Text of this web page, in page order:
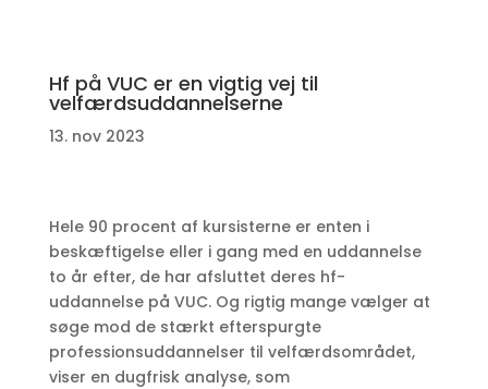
Hf på VUC er en vigtig vej til
velfærdsuddannelserne
13. nov 2023
Hele 90 procent af kursisterne er enten i
beskæftigelse eller i gang med en uddannelse
to år efter, de har afsluttet deres hf-
uddannelse på VUC. Og rigtig mange vælger at
søge mod de stærkt efterspurgte
professionsuddannelser til velfærdsområdet,
viser en dugfrisk analyse, som